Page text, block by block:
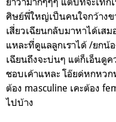
ศิษย์พี่ใหญ่เป็นคนใจกว้าง
เสี่ยวเฉียนกลับมาหาได้เส
แหละที่ดูแลลูกเราได้ /ยกน้
เฉียนถึงจะบ่นๆ แต่ก็เอ็นดู
ชอบเค้าแหละ โอ๊ยด่หกหว
ต้อง masculine เคะต้อง
ไปบ้าง